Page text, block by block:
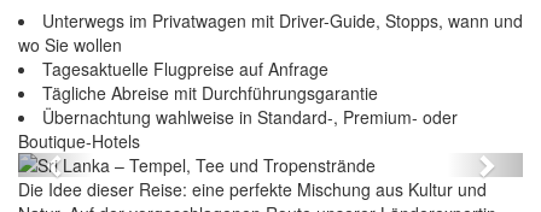
Unterwegs im Privatwagen mit Driver-Guide, Stopps, wann und
wo Sie wollen
Tagesaktuelle Flugpreise auf Anfrage
Tägliche Abreise mit Durchführungsgarantie
Übernachtung wahlweise in Standard-, Premium- oder
Boutique-Hotels
Sri Lanka – Tempel, Tee und Tropenstrände
Previous Next
Die Idee dieser Reise: eine perfekte Mischung aus Kultur und